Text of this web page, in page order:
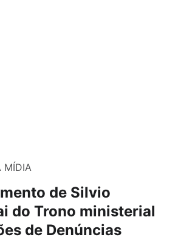
MÍDIA
de Silvio
do Trono ministerial
de Denúncias